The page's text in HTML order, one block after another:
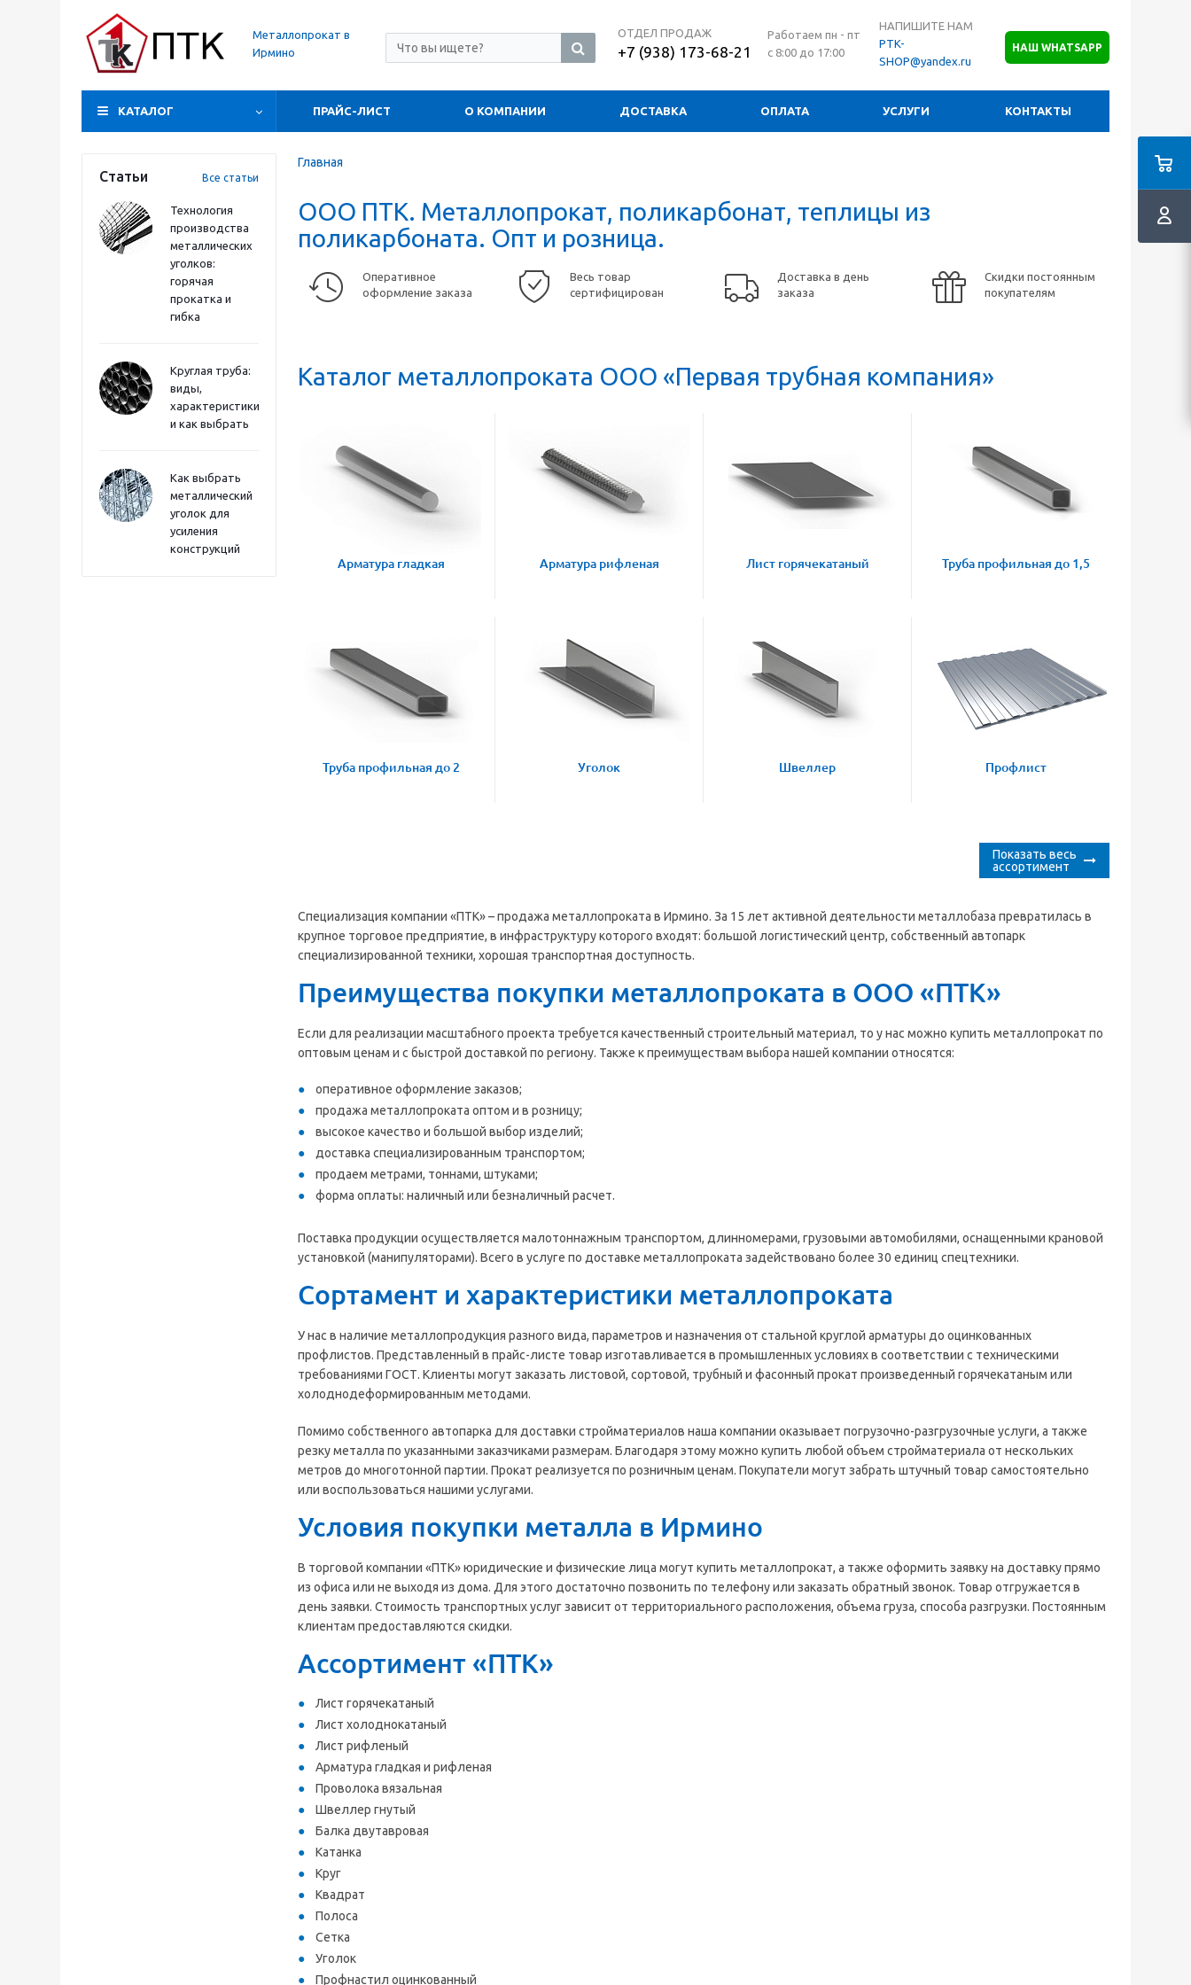
Металлопрокат в
Ирмино
ОТДЕЛ ПРОДАЖ
+7 (938) 173-68-21
Работаем пн - пт
с 8:00 до 17:00
НАПИШИТЕ НАМ
PTK-
SHOP@yandex.ru
НАШ WHATSAPP
КАТАЛОГ ПРАЙС-ЛИСТ О КОМПАНИИ ДОСТАВКА ОПЛАТА УСЛУГИ КОНТАКТЫ
Статьи Все статьи
Технология
производства
металлических
уголков:
горячая
прокатка и
гибка
Круглая труба:
виды,
характеристики
и как выбрать
Как выбрать
металлический
уголок для
усиления
конструкций
Главная
ООО ПТК. Металлопрокат, поликарбонат, теплицы из
поликарбоната. Опт и розница.
Оперативное
оформление заказа
Весь товар
сертифицирован
Доставка в день
заказа
Скидки постоянным
покупателям
Каталог металлопроката ООО «Первая трубная компания»
Арматура гладкая Арматура рифленая Лист горячекатаный Труба профильная до 1,5
Труба профильная до 2 Уголок Швеллер Профлист
Показать весь
ассортимент
Специализация компании «ПТК» – продажа металлопроката в Ирмино. За 15 лет активной деятельности металлобаза превратилась в
крупное торговое предприятие, в инфраструктуру которого входят: большой логистический центр, собственный автопарк
специализированной техники, хорошая транспортная доступность.
Преимущества покупки металлопроката в ООО «ПТК»
Если для реализации масштабного проекта требуется качественный строительный материал, то у нас можно купить металлопрокат по
оптовым ценам и с быстрой доставкой по региону. Также к преимуществам выбора нашей компании относятся:
оперативное оформление заказов;
продажа металлопроката оптом и в розницу;
высокое качество и большой выбор изделий;
доставка специализированным транспортом;
продаем метрами, тоннами, штуками;
форма оплаты: наличный или безналичный расчет.
Поставка продукции осуществляется малотоннажным транспортом, длинномерами, грузовыми автомобилями, оснащенными крановой
установкой (манипуляторами). Всего в услуге по доставке металлопроката задействовано более 30 единиц спецтехники.
Сортамент и характеристики металлопроката
У нас в наличие металлопродукция разного вида, параметров и назначения от стальной круглой арматуры до оцинкованных
профлистов. Представленный в прайс-листе товар изготавливается в промышленных условиях в соответствии с техническими
требованиями ГОСТ. Клиенты могут заказать листовой, сортовой, трубный и фасонный прокат произведенный горячекатаным или
холоднодеформированным методами.
Помимо собственного автопарка для доставки стройматериалов наша компании оказывает погрузочно-разгрузочные услуги, а также
резку металла по указанными заказчиками размерам. Благодаря этому можно купить любой объем стройматериала от нескольких
метров до многотонной партии. Прокат реализуется по розничным ценам. Покупатели могут забрать штучный товар самостоятельно
или воспользоваться нашими услугами.
Условия покупки металла в Ирмино
В торговой компании «ПТК» юридические и физические лица могут купить металлопрокат, а также оформить заявку на доставку прямо
из офиса или не выходя из дома. Для этого достаточно позвонить по телефону или заказать обратный звонок. Товар отгружается в
день заявки. Стоимость транспортных услуг зависит от территориального расположения, объема груза, способа разгрузки. Постоянным
клиентам предоставляются скидки.
Ассортимент «ПТК»
Лист горячекатаный
Лист холоднокатаный
Лист рифленый
Арматура гладкая и рифленая
Проволока вязальная
Швеллер гнутый
Балка двутавровая
Катанка
Круг
Квадрат
Полоса
Сетка
Уголок
Профнастил оцинкованный